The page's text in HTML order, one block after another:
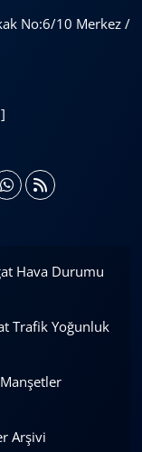
No:6/10 Merkez /
Hava Durumu
Trafik Yoğunluk
Arşivi